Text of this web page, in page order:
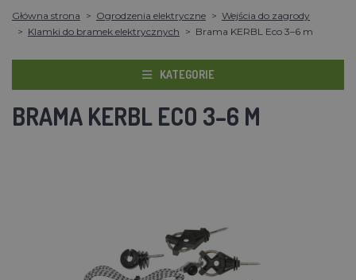
Główna strona Ogrodzenia elektryczne
Wejścia do zagrody
Klamki do bramek elektrycznych
Brama KERBL Eco 3–6 m
KATEGORIE
BRAMA KERBL ECO 3–6 M